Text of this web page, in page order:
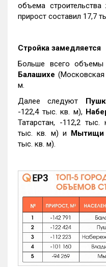
объема
прирост составил 17,7
Стройка замедляется
Больше всего объемы
Балашихе
м.
Далее следуют
-122,4 тыс. кв. м),
Татарстан, -112,2 тыс.
тыс. кв. м) и Мытищи
тыс. кв. м).